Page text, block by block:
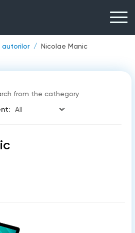
Nicolae Manic
from the cathegory